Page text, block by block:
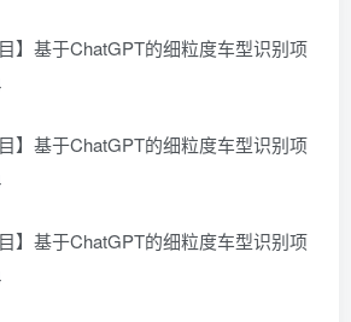
】基于ChatGPT的细粒度车型识别项
】基于ChatGPT的细粒度车型识别项
】基于ChatGPT的细粒度车型识别项